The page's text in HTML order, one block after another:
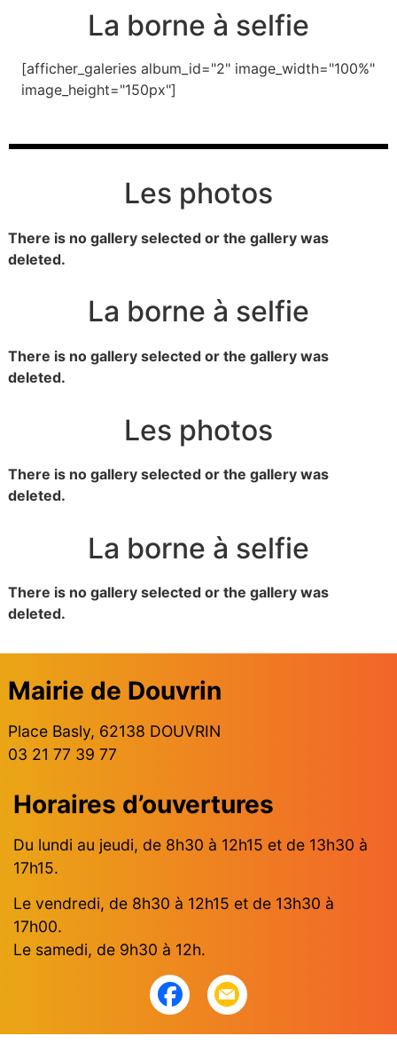
La borne à selfie
[afficher_galeries album_id="2" image_width="100%"
image_height="150px"]
Les photos
There is no gallery selected or the gallery was
deleted.
La borne à selfie
There is no gallery selected or the gallery was
deleted.
Les photos
There is no gallery selected or the gallery was
deleted.
La borne à selfie
There is no gallery selected or the gallery was
deleted.
Mairie de Douvrin
Place Basly, 62138 DOUVRIN
03 21 77 39 77
Horaires d’ouvertures
Du lundi au jeudi, de 8h30 à 12h15 et de 13h30 à
17h15.
Le vendredi, de 8h30 à 12h15 et de 13h30 à
17h00.
Le samedi, de 9h30 à 12h.